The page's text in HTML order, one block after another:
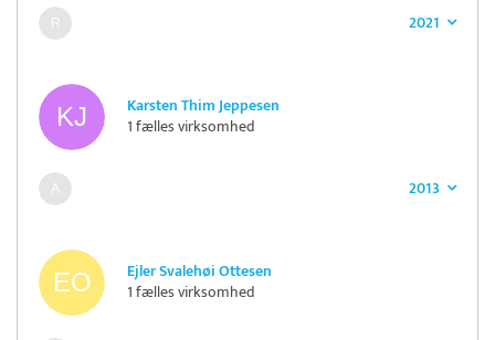
2021
Karsten Thim Jeppesen
1 fælles virksomhed
2013
Ejler Svalehøi Ottesen
1 fælles virksomhed